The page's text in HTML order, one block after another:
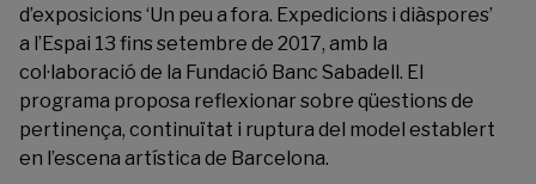
d’exposicions ‘Un peu a fora. Expedicions i diàspores’
a l’Espai 13 fins setembre de 2017, amb la
col·laboració de la Fundació Banc Sabadell. El
programa proposa reflexionar sobre qüestions de
pertinença, continuïtat i ruptura del model establert
en l’escena artística de Barcelona.